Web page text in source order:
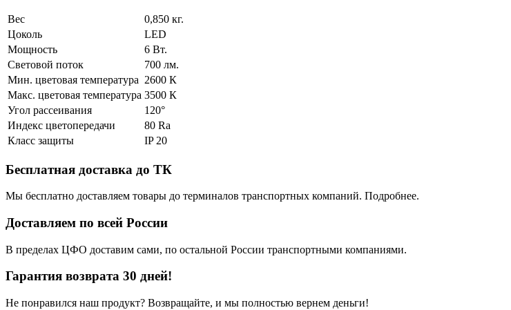
Вес
0,850 кг.
Цоколь
LED
Мощность
6 Вт.
Световой поток
700 лм.
Мин. цветовая температура 2600 К
Макс. цветовая температура 3500 К
Угол рассеивания
120°
Индекс цветопередачи
80 Ra
Класс защиты
IP 20
Бесплатная доставка до ТК
Мы бесплатно доставляем товары до терминалов транспортных компаний. Подробнее.
Доставляем по всей России
В пределах ЦФО доставим сами, по остальной России транспортными компаниями.
Гарантия возврата 30 дней!
Не понравился наш продукт? Возвращайте, и мы полностью вернем деньги!